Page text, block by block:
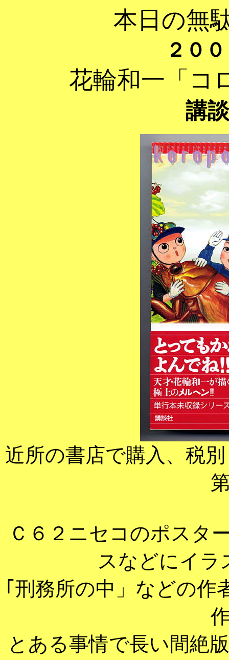
本日の無
２０
花輪和一「コ
講
近所の書店で購入、税
Ｃ６２ニセコのポスタ
スなどにイラ
｢刑務所の中」などの作
とある事情で長い間絶